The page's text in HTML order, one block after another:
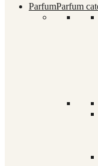
ParfumParfum